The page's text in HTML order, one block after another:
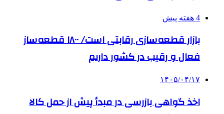
4 هفته پیش
بازار قطعه‌سازی رقابتی است/ ۱۸۰۰ قطعه‌ساز
فعال و رقیب در کشور داریم
۱۴۰۵/۰۴/۱۷
اخذ گواهی بازرسی در مبدأ پیش از حمل کالا